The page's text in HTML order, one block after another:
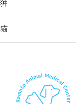
狆
猫